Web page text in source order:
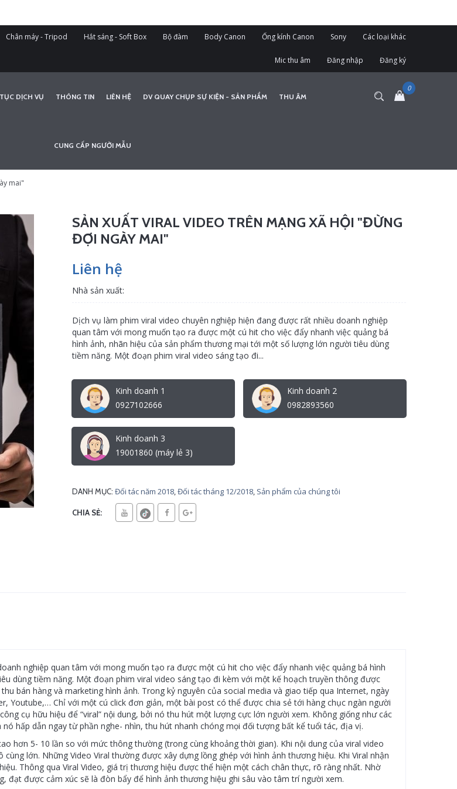
Chân máy - Tripod Hắt sáng - Soft Box Bộ đàm Body Canon Ống kính Canon Sony Các loại khác
Mic thu âm Đăng nhập Đăng ký
DỊCH VỤ THÔNG TIN LIÊN HỆ DV QUAY CHỤP SỰ KIỆN - SẢN PHẨM THU ÂM
CUNG CẤP NGƯỜI MẪU
mai"
SẢN XUẤT VIRAL VIDEO TRÊN MẠNG XÃ HỘI "ĐỪNG
ĐỢI NGÀY MAI"
Liên hệ
Nhà sản xuất:
Dịch vụ làm phim viral video chuyên nghiệp hiện đang được rất nhiều doanh nghiệp
quan tâm với mong muốn tạo ra được một cú hit cho việc đẩy nhanh việc quảng bá
hình ảnh, nhãn hiệu của sản phẩm thương mại tới một số lượng lớn người tiêu dùng
tiềm năng. Một đoạn phim viral video sáng tạo đi...
Kinh doanh 1
0927102666
Kinh doanh 2
0982893560
Kinh doanh 3
19001860 (máy lẻ 3)
DANH MỤC: Đối tác năm 2018,Đối tác tháng 12/2018, Sản phẩm của chúng tôi
CHIA SẺ:
nghiệp quan tâm với mong muốn tạo ra được một cú hit cho việc đẩy nhanh việc quảng bá hình
dùng tiềm năng. Một đoạn phim viral video sáng tạo đi kèm với một kế hoạch truyền thông được
bán hàng và marketing hình ảnh. Trong kỷ nguyên của social media và giao tiếp qua Internet, ngày
Youtube,… Chỉ với một cú click đơn giản, một bài post có thể được chia sẻ tới hàng chục ngàn người
cụ hữu hiệu để “viral” nội dung, bởi nó thu hút một lượng cực lớn người xem. Không giống như các
hấp dẫn ngay từ phần nghe- nhìn, thu hút nhanh chóng mọi đối tượng bất kể tuổi tác, địa vị.
hơn 5- 10 lần so với mức thông thường (trong cùng khoảng thời gian). Khi nội dung của viral video
lớn. Những Video Viral thường được xây dựng lồng ghép với hình ảnh thương hiệu. Khi Viral nhận
Thông qua Viral Video, giá trị thương hiệu được thể hiện một cách chân thực, rõ ràng nhất. Nhờ
đạt được cảm xúc sẽ là đòn bẩy để hình ảnh thương hiệu ghi sâu vào tâm trí người xem.